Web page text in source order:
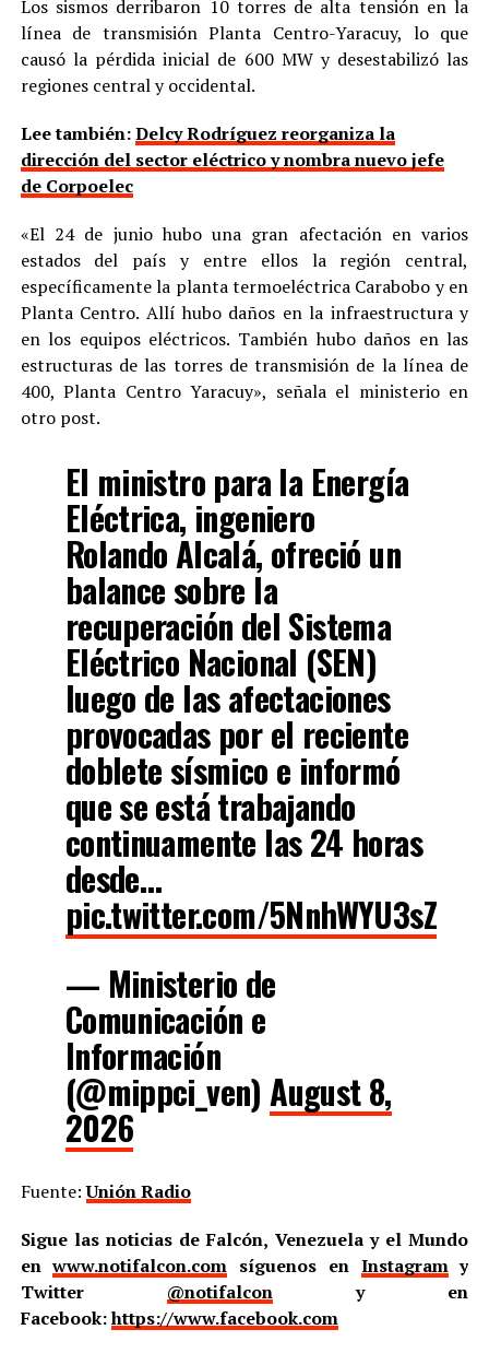
Los sismos derribaron 10 torres de alta tensión en la
línea de transmisión Planta Centro-Yaracuy, lo que
causó la pérdida inicial de 600 MW y desestabilizó las
regiones central y occidental.
Lee también:Delcy Rodríguez reorganiza la
dirección del sector eléctrico y nombra nuevo jefe
de Corpoelec
«El 24 de junio hubo una gran afectación en varios
estados del país y entre ellos la región central,
específicamente la planta termoeléctrica Carabobo y en
Planta Centro. Allí hubo daños en la infraestructura y
en los equipos eléctricos. También hubo daños en las
estructuras de las torres de transmisión de la línea de
400, Planta Centro Yaracuy», señala el ministerio en
otro post.
El ministro para la Energía
Eléctrica, ingeniero
Rolando Alcalá, ofreció un
balance sobre la
recuperación del Sistema
Eléctrico Nacional (SEN)
luego de las afectaciones
provocadas por el reciente
doblete sísmico e informó
que se está trabajando
continuamente las 24 horas
desde…
pic.twitter.com/5NnhWYU3sZ
— Ministerio de
Comunicación e
Información
(@mippci_ven) August 8,
2026
Fuente:Unión Radio
Sigue las noticias de Falcón, Venezuela y el Mundo
enwww.notifalcon.com síguenos en Instagramy
Twitter @notifalcony en
Facebook:https://www.facebook.com